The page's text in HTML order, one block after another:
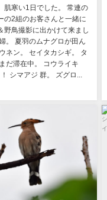
肌寒い1日でした。 常連の
の2組のお客さんと一緒に
野鳥撮影に出かけて来まし
。 夏羽のムナグロが田ん
ネン。 セイタカシギ。 タ
だ滞在中。 コウライキ
シマアジ 群。 ズグロ...